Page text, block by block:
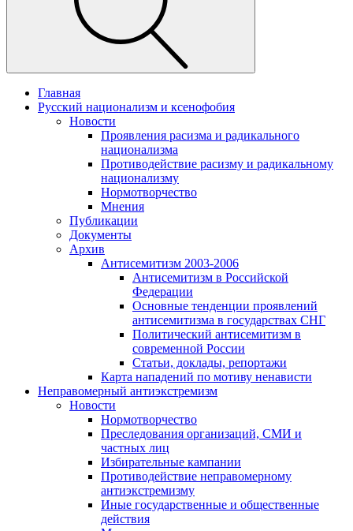
Главная
Русский национализм и ксенофобия
Новости
Проявления расизма и радикального
национализма
Противодействие расизму и радикальному
национализму
Нормотворчество
Мнения
Публикации
Документы
Архив
Антисемитизм 2003-2006
Антисемитизм в Российской
Федерации
Основные тенденции проявлений
антисемитизма в государствах СНГ
Политический антисемитизм в
современной России
Статьи, доклады, репортажи
Карта нападений по мотиву ненависти
Неправомерный антиэкстремизм
Новости
Нормотворчество
Преследования организаций, СМИ и
частных лиц
Избирательные кампании
Противодействие неправомерному
антиэкстремизму
Иные государственные и общественные
действия